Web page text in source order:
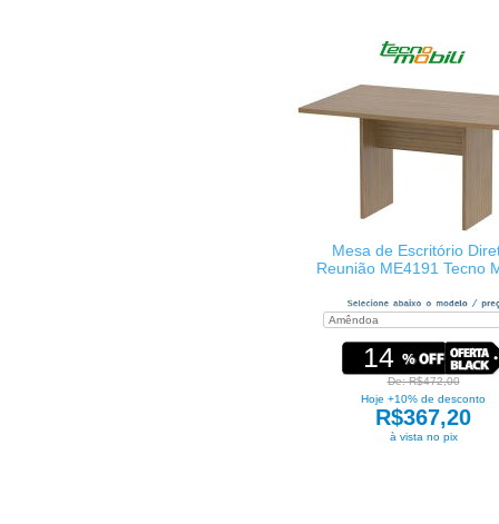
Mesa de Escritório
Reunião ME4191 Tecno
14
De: R$472,00
Hoje +10% de desconto
R$367,20
à vista no pix